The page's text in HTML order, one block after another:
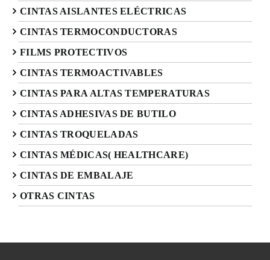
CINTAS AISLANTES ELÉCTRICAS
CINTAS TERMOCONDUCTORAS
FILMS PROTECTIVOS
CINTAS TERMOACTIVABLES
CINTAS PARA ALTAS TEMPERATURAS
CINTAS ADHESIVAS DE BUTILO
CINTAS TROQUELADAS
CINTAS MÉDICAS( HEALTHCARE)
CINTAS DE EMBALAJE
OTRAS CINTAS